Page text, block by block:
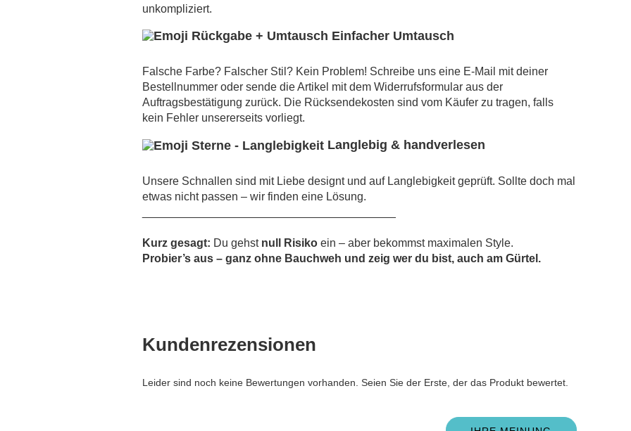
unkompliziert.
Einfacher Umtausch
Falsche Farbe? Falscher Stil? Kein Problem! Schreibe uns eine E-Mail mit deiner
Bestellnummer oder sende die Artikel mit dem Widerrufsformular aus der
Auftragsbestätigung zurück. Die Rücksendekosten sind vom Käufer zu tragen, falls
kein Fehler unsererseits vorliegt.
Langlebig & handverlesen
Unsere Schnallen sind mit Liebe designt und auf Langlebigkeit geprüft. Sollte doch mal
etwas nicht passen – wir finden eine Lösung.
Kurz gesagt: Du gehst null Risiko ein – aber bekommst maximalen Style.
Probier’s aus – ganz ohne Bauchweh und zeig wer du bist, auch am Gürtel.
Kundenrezensionen
Leider sind noch keine Bewertungen vorhanden. Seien Sie der Erste, der das Produkt bewertet.